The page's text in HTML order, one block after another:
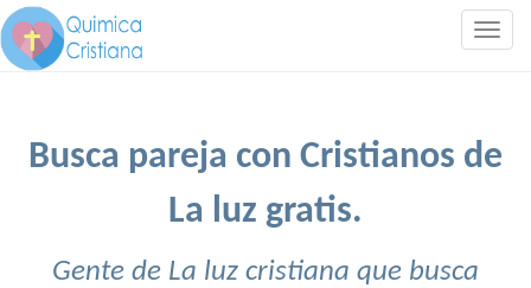
Busca pareja con Cristianos de
La luz gratis.
Gente de La luz cristiana que busca